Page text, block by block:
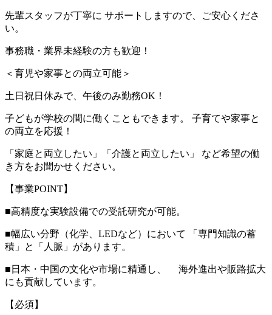
先輩スタッフが丁寧に サポートしますので、ご安心くださ
い。
事務職・業界未経験の方も歓迎！
＜育児や家事との両立可能＞
土日祝日休みで、午後のみ勤務OK！
子どもが学校の間に働くこともできます。 子育てや家事と
の両立を応援！
「家庭と両立したい」「介護と両立したい」 など希望の働
き方をお聞かせください。
【事業POINT】
■高精度な実験設備での受託研究が可能。
■幅広い分野（化学、LEDなど）において 「専門知識の蓄
積」と「人脈」があります。
■日本・中国の文化や市場に精通し、 海外進出や販路拡大
にも貢献しています。
【必須】